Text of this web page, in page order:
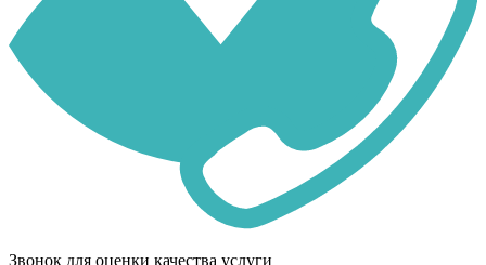
Звонок для оценки качества услуги